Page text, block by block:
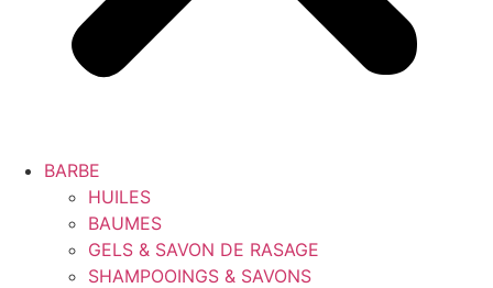
BARBE
HUILES
BAUMES
GELS & SAVON DE RASAGE
SHAMPOOINGS & SAVONS